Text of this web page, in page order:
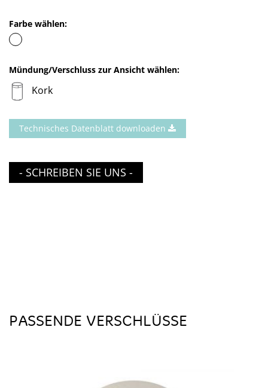
Farbe wählen:
Mündung/Verschluss zur Ansicht wählen:
Kork
Technisches Datenblatt downloaden
- SCHREIBEN SIE UNS -
PASSENDE VERSCHLÜSSE